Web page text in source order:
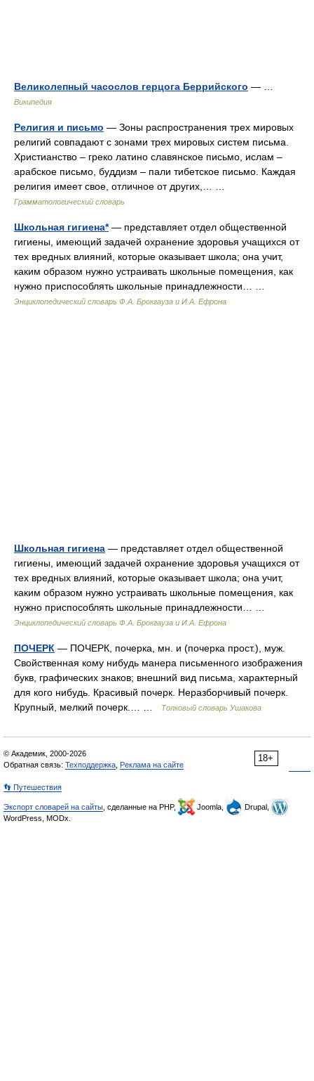
Великолепный часослов герцога Беррийского — …
Википедия
Религия и письмо — Зоны распространения трех мировых
религий совпадают с зонами трех мировых систем письма.
Христианство – греко латино славянское письмо, ислам –
арабское письмо, буддизм – пали тибетское письмо. Каждая
религия имеет свое, отличное от других,… …
Грамматологический словарь
Школьная гигиена*— представляет отдел общественной
гигиены, имеющий задачей охранение здоровья учащихся от
тех вредных влияний, которые оказывает школа; она учит,
каким образом нужно устраивать школьные помещения, как
нужно приспособлять школьные принадлежности… …
Энциклопедический словарь Ф.А. Брокгауза и И.А. Ефрона
Школьная гигиена — представляет отдел общественной
гигиены, имеющий задачей охранение здоровья учащихся от
тех вредных влияний, которые оказывает школа; она учит,
каким образом нужно устраивать школьные помещения, как
нужно приспособлять школьные принадлежности… …
Энциклопедический словарь Ф.А. Брокгауза и И.А. Ефрона
ПОЧЕРК — ПОЧЕРК, почерка, мн. и (почерка прост.), муж.
Свойственная кому нибудь манера письменного изображения
букв, графических знаков; внешний вид письма, характерный
для кого нибудь. Красивый почерк. Неразборчивый почерк.
Крупный, мелкий почерк.… …
Толковый словарь Ушакова
18+
© Академик, 2000-2026
Обратная связь: Техподдержка Реклама на сайте
👣 Путешествия
Экспорт словарей на сайты , сделанные на PHP, Joomla,
Drupal,
WordPress, MODx.